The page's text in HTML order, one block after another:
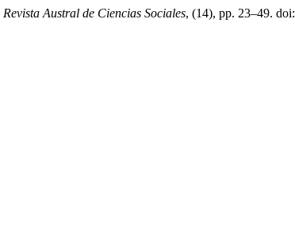
Revista Austral de Ciencias Sociales, (14), pp. 23–49. doi: